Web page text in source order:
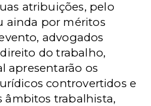
atribuições, pelo
ainda por méritos
advogados
do trabalho,
apresentarão os
controvertidos e
âmbitos trabalhista,